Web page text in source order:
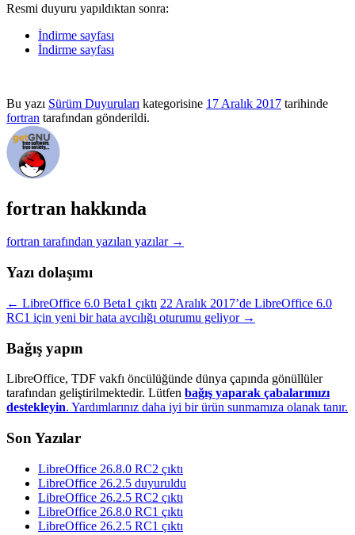
Resmi duyuru yapıldıktan sonra:
İndirme sayfası
İndirme sayfası
Bu yazı Sürüm Duyuruları kategorisine 17 Aralık 2017 tarihinde
fortran tarafından gönderildi.
fortran hakkında
fortran tarafından yazılan yazılar →
Yazı dolaşımı
← LibreOffice 6.0 Beta1 çıktı 22 Aralık 2017’de LibreOffice 6.0
RC1 için yeni bir hata avcılığı oturumu geliyor →
Bağış yapın
LibreOffice, TDF vakfı öncülüğünde dünya çapında gönüllüler
tarafından geliştirilmektedir. Lütfen bağış yaparak çabalarımızı
destekleyin. Yardımlarınız daha iyi bir ürün sunmamıza olanak tanır.
Son Yazılar
LibreOffice 26.8.0 RC2 çıktı
LibreOffice 26.2.5 duyuruldu
LibreOffice 26.2.5 RC2 çıktı
LibreOffice 26.8.0 RC1 çıktı
LibreOffice 26.2.5 RC1 çıktı